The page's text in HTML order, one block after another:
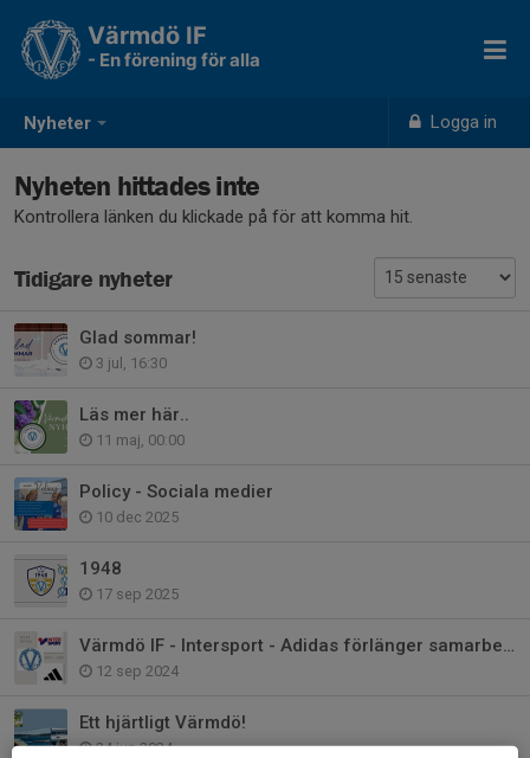
Nyheter Logga in
Värmdö IF
- En förening för alla
Nyheten hittades inte
Kontrollera länken du klickade på för att komma hit.
Tidigare nyheter
Glad sommar!
3 jul, 16:30
Läs mer här..
11 maj, 00:00
Policy - Sociala medier
10 dec 2025
1948
17 sep 2025
Värmdö IF - Intersport - Adidas förlänger samarbetet!
12 sep 2024
Ett hjärtligt Värmdö!
24 jun 2024